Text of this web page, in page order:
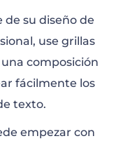
de su diseño de
use grillas
composición
fácilmente los
texto.
empezar con